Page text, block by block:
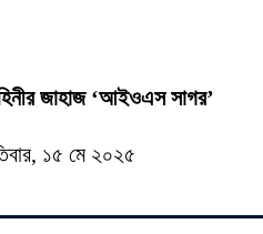
জাহাজ ‘আইওএস সাগর’
১৫ মে ২০২৫